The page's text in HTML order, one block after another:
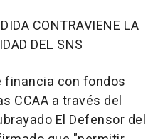
CONTRAVIENE LA
DEL SNS
con fondos
CCAA a través del
El Defensor del